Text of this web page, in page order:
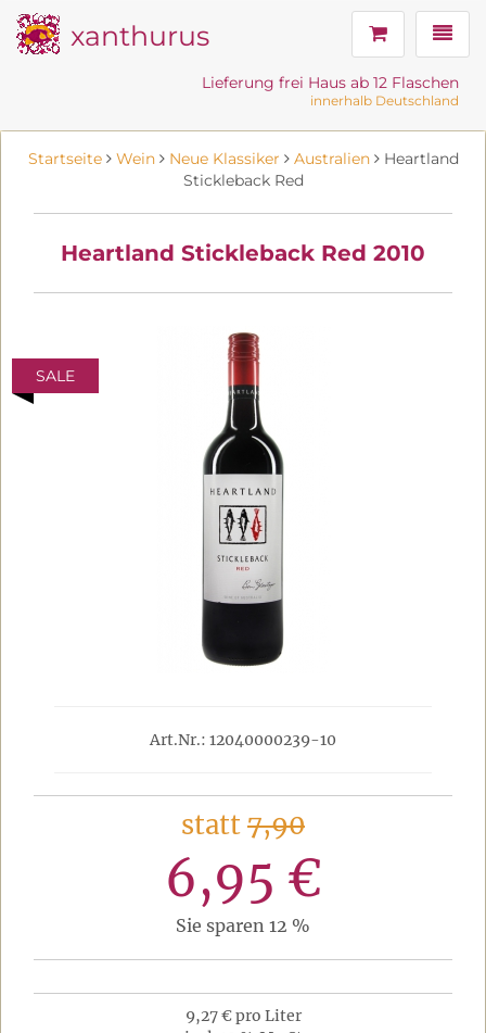
xanthurus
Lieferung frei Haus ab 12 Flaschen
innerhalb Deutschland
Startseite Wein Neue Klassiker Australien Heartland
Stickleback Red
Heartland Stickleback Red 2010
SALE
Art.Nr.: 12040000239-10
statt7,90
6,95 €
Sie sparen 12 %
9,27 € pro Liter